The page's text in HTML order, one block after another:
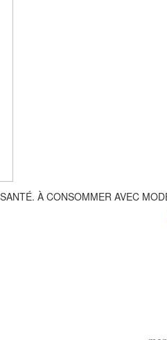
À CONSOMMER AVEC